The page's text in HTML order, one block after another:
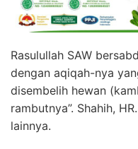
Rasulullah SAW
dengan aqiqah-nya
disembelih hewan
rambutnya”. Shahih,
lainnya.